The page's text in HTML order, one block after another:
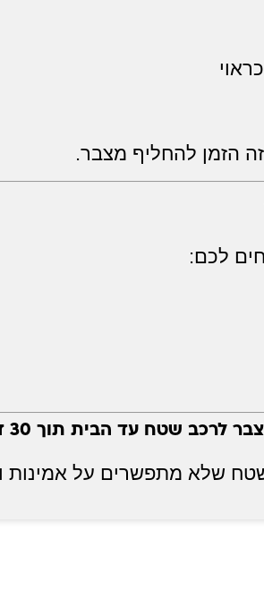
הזמן להחליף מצבר.
לכם:
לרכב שטח עד הבית תוך 30 דקות!
שלא מתפשרים על אמינות